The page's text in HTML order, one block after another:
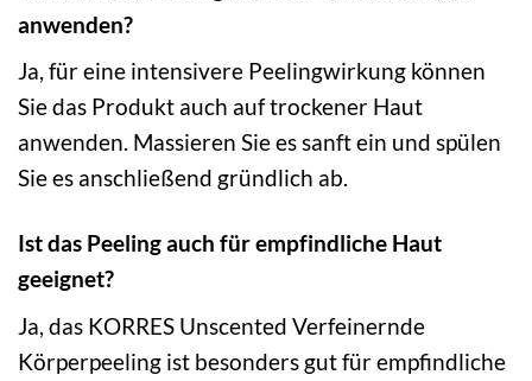
anwenden?
Ja, für eine intensivere Peelingwirkung können
Sie das Produkt auch auf trockener Haut
anwenden. Massieren Sie es sanft ein und spülen
Sie es anschließend gründlich ab.
Ist das Peeling auch für empfindliche Haut
geeignet?
Ja, das KORRES Unscented Verfeinernde
Körperpeeling ist besonders gut für empfindliche